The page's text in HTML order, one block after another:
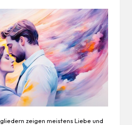
zeigen meistens Liebe und